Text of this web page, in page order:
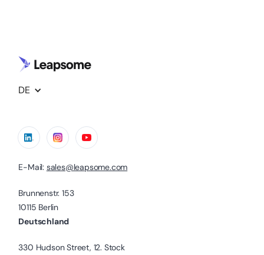
DE
E-Mail: sales@leapsome.com
Brunnenstr. 153
10115 Berlin
Deutschland
330 Hudson Street, 12. Stock